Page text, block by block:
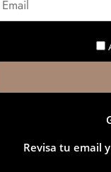
pequeñas
Revisa tu email